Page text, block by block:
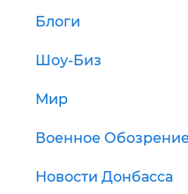
Блоги
Шоу-Биз
Мир
Военное
Новости Донбасса